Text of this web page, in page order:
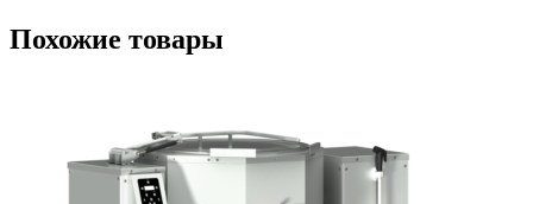
Похожие товары